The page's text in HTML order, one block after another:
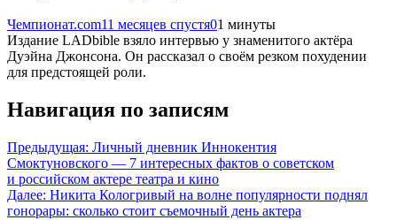
Чемпионат.com11 месяцев спустя01 минуты
Издание LADbible взяло интервью у знаменитого актёра
Дуэйна Джонсона. Он рассказал о своём резком похудении
для предстоящей роли.
Навигация по записям
Предыдущая: Личный дневник Иннокентия
Смоктуновского — 7 интересных фактов о советском
и российском актере театра и кино
Далее: Никита Кологривый на волне популярности поднял
гонорары: сколько стоит съемочный день актера